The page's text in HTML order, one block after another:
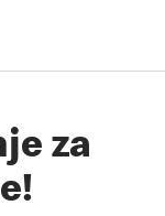
za